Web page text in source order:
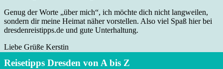
Genug der Worte „über mich“, ich möchte dich nicht langweilen,
sondern dir meine Heimat näher vorstellen. Also viel Spaß hier bei
dresdenreistipps.de und gute Unterhaltung.
Liebe Grüße Kerstin
Reisetipps Dresden von A bis Z